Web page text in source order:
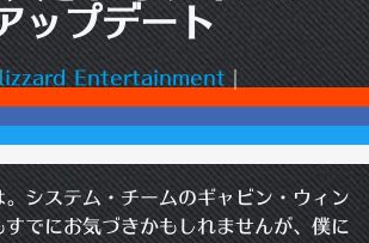
ップデート
Entertainment
システム・チームのギャビン・ウィン
でにお気づきかもしれませんが、僕に